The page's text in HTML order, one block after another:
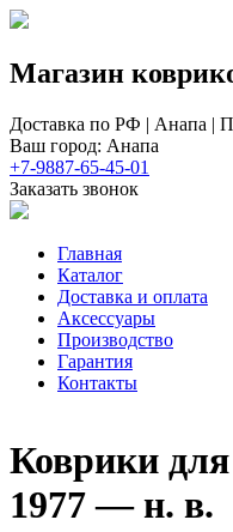
Магазин
Доставка по РФ | Анапа |
Ваш город: Анапа
+7-9887-65-45-01
Заказать звонок
Главная
Каталог
Доставка и оплата
Аксессуары
Производство
Гарантия
Контакты
Коврики
1977 — н. в.